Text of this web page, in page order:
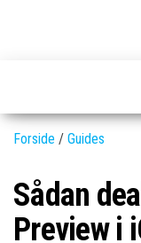
Forside / Guides
Sådan
Preview i